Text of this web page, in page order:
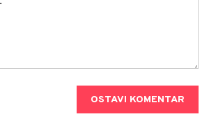
OSTAVI KOMENTAR